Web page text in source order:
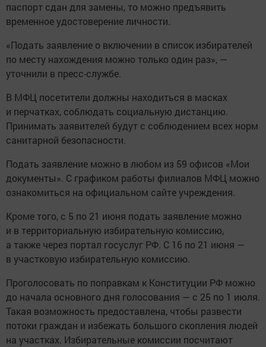
паспорт сдан для замены, то можно предъявить
временное удостоверение личности.
«Подать заявление о включении в список избирателей
по месту нахождения можно только один раз», —
уточнили в пресс-службе.
В МФЦ посетители должны находиться в масках
и перчатках, соблюдать социальную дистанцию.
Принимать заявителей будут с соблюдением всех норм
санитарной безопасности.
Подать заявление можно в любом из 59 офисов «Мои
документы». С графиком работы филиалов МФЦ можно
ознакомиться на официальном сайте учреждения.
Кроме того, с 5 по 21 июня подать заявление можно
и в территориальную избирательную комиссию,
а также через портал госуслуг РФ. С 16 по 21 июня —
в участковую избирательную комиссию.
Проголосовать по поправкам к Конституции РФ можно
до начала основного дня голосования — с 25 по 1 июля.
Такая возможность предоставлена, чтобы развести
потоки граждан и избежать большого скопления людей
на участках. Избирательные комиссии посчитают